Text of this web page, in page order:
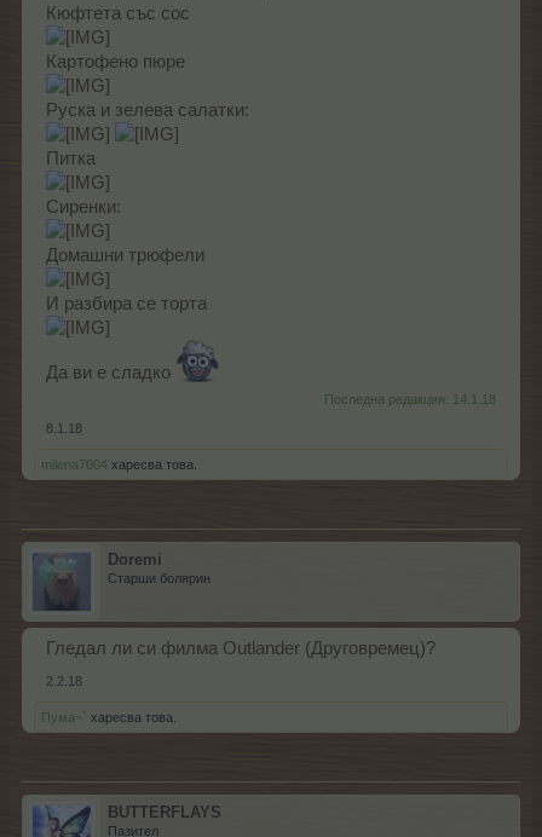
Кюфтета със сос
Картофено пюре
Руска и зелева салатки:
Питка
Сиренки:
Домашни трюфели
И разбира се торта
Да ви е сладко
Последна редакция: 14.1.18
8.1.18
milena7004 харесва това.
Doremi
Старши болярин
Гледал ли си филма Outlander (Друговремец)?
2.2.18
Пума~` харесва това.
BUTTERFLAYS
Пазител